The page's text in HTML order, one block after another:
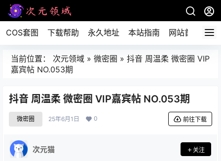
COS套图 下载帮助 永久地址 本站指南 网站首页
当前位置： 次元领域 » 微密圈 » 抖音 周温柔 微密圈 VIP
嘉宾帖 NO.053期
抖音 周温柔 微密圈 VIP嘉宾帖 NO.053期
微密圈 25年6月1日 0 前往下载
次元猫 关注